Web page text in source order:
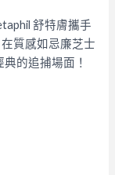
舒特膚攜手
質感如忌廉芝士
的追捕場面！